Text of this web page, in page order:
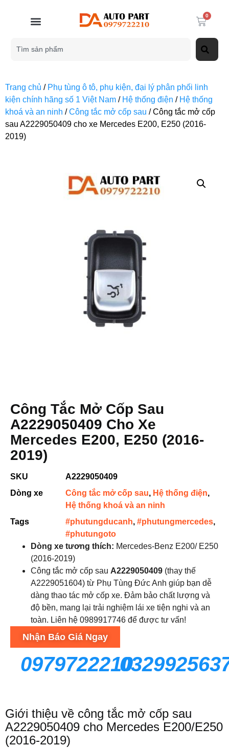
0
Trang chủ / Phụ tùng ô tô, phụ kiện, đại lý phân phối linh
kiện chính hãng số 1 Việt Nam / Hệ thống điện / Hệ thống
khoá và an ninh /Công tắc mở cốp sau / Công tắc mở cốp
sau A2229050409 cho xe Mercedes E200, E250 (2016-
2019)
Công Tắc Mở Cốp Sau
A2229050409 Cho Xe
Mercedes E200, E250 (2016-
2019)
SKU
A2229050409
Dòng xe
Công tắc mở cốp sau, Hệ thống điện,
Hệ thống khoá và an ninh
Tags
#phutungducanh, #phutungmercedes,
#phutungoto
Dòng xe tương thích: Mercedes-Benz E200/ E250
(2016-2019)
Công tắc mở cốp sau A2229050409 (thay thế
A2229051604) từ Phụ Tùng Đức Anh giúp bạn dễ
dàng thao tác mở cốp xe. Đảm bảo chất lượng và
độ bền, mang lại trải nghiệm lái xe tiện nghi và an
toàn. Liên hệ 0989917746 để được tư vấn!
Nhận Báo Giá Ngay
0979722210
Giới thiệu về công tắc mở cốp sau
A2229050409 cho Mercedes E200/E250
(2016-2019)